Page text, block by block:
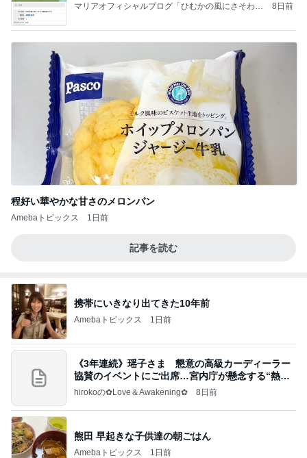
マリアオフィシャルブログ「ひむかの風にさそわれ
8日前
程好い華やかな甘さのメロンパン
Amebaトピックス 1日前
記事を読む
携帯にいきなり出てきた10年前
Amebaトピックス 1日前
《3年連続》瑶子さま 懇意の高級カーディーラー
協賛のイベントにご出席…宮内庁が懸念する“熱心
すぎ
hirokoの✿Love＆Awakening✿ 8日前
熊田 早起きな子供達の朝ごはん
Amebaトピックス 1日前